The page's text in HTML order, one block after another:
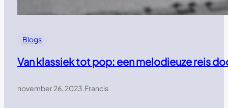
Blogs
Van klassiek tot pop: een melodieuze reis
november 26, 2023.Francis